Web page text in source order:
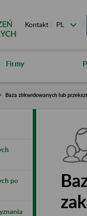
Kontakt
Firmy
Baza zlikwidowanych lub
po